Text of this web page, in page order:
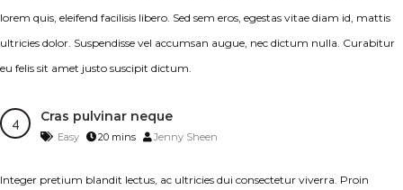
lorem quis, eleifend facilisis libero. Sed sem eros, egestas vitae diam id, mattis
ultricies dolor. Suspendisse vel accumsan augue, nec dictum nulla. Curabitur
eu felis sit amet justo suscipit dictum.
Cras pulvinar neque
Easy 20 mins Jenny Sheen
Integer pretium blandit lectus, ac ultricies dui consectetur viverra. Proin